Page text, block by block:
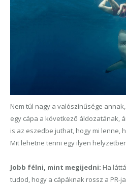
Nem túl nagy a valószínűsége
egy cápa a következő áldozatának,
is az eszedbe juthat, hogy mi lenne,
Mit lehetne tenni egy ilyen
Jobb félni, mint megijedni: Ha
tudod, hogy a cápáknak rossz a PR-